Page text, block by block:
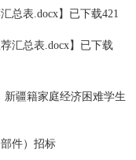
总表.docx】已下载421
汇总表.docx】已下载
新疆籍家庭经济困难学生
件）招标